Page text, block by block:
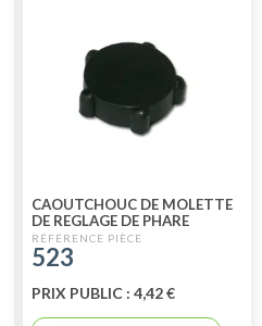
CAOUTCHOUC DE MOLETTE
DE REGLAGE DE PHARE
523
PRIX PUBLIC : 4,42 €